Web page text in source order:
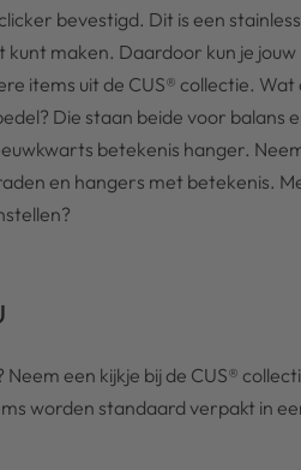
bevestigd. Dit is een
maken. Daardoor kun je jouw
items uit de CUS® collectie. Wat
Die staan beide voor balans
betekenis hanger.
en hangers met betekenis.
een kijkje bij de CUS®
worden standaard verpakt in